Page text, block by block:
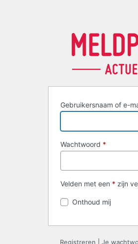
Gebruikersnaam of e-
Wachtwoord *
Velden met een * zijn
Onthoud mij
Registreren Je